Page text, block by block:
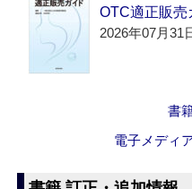
OTC適正販売
2026年07月31
書
電子メディ